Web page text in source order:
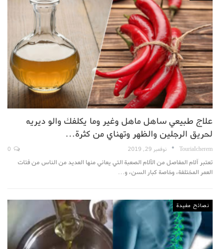
علاج طبيعي ساهل ماهل وغير وما يكلفك والو ديريه
لحريق الرجلين والظهر وتهناي من كثرة…
TouriaIcherem نوفمبر 29, 2019
تعتبر آلام المفاصل من الآلام الصعبة التي يعاني منها العديد من الناس من فئات
العمر المختلفة، وخاصة كبار السن، و…
نصائح مفيدة